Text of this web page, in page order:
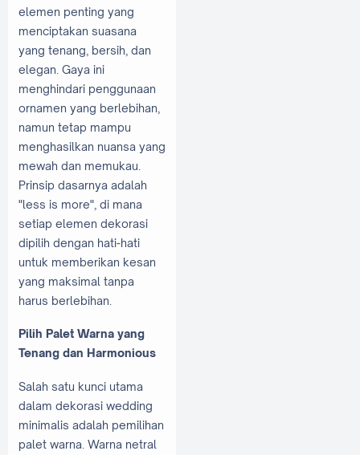
elemen penting yang
menciptakan suasana
yang tenang, bersih, dan
elegan. Gaya ini
menghindari penggunaan
ornamen yang berlebihan,
namun tetap mampu
menghasilkan nuansa yang
mewah dan memukau.
Prinsip dasarnya adalah
"less is more", di mana
setiap elemen dekorasi
dipilih dengan hati-hati
untuk memberikan kesan
yang maksimal tanpa
harus berlebihan.
Pilih Palet Warna yang
Tenang dan Harmonious
Salah satu kunci utama
dalam dekorasi wedding
minimalis adalah pemilihan
palet warna. Warna netral